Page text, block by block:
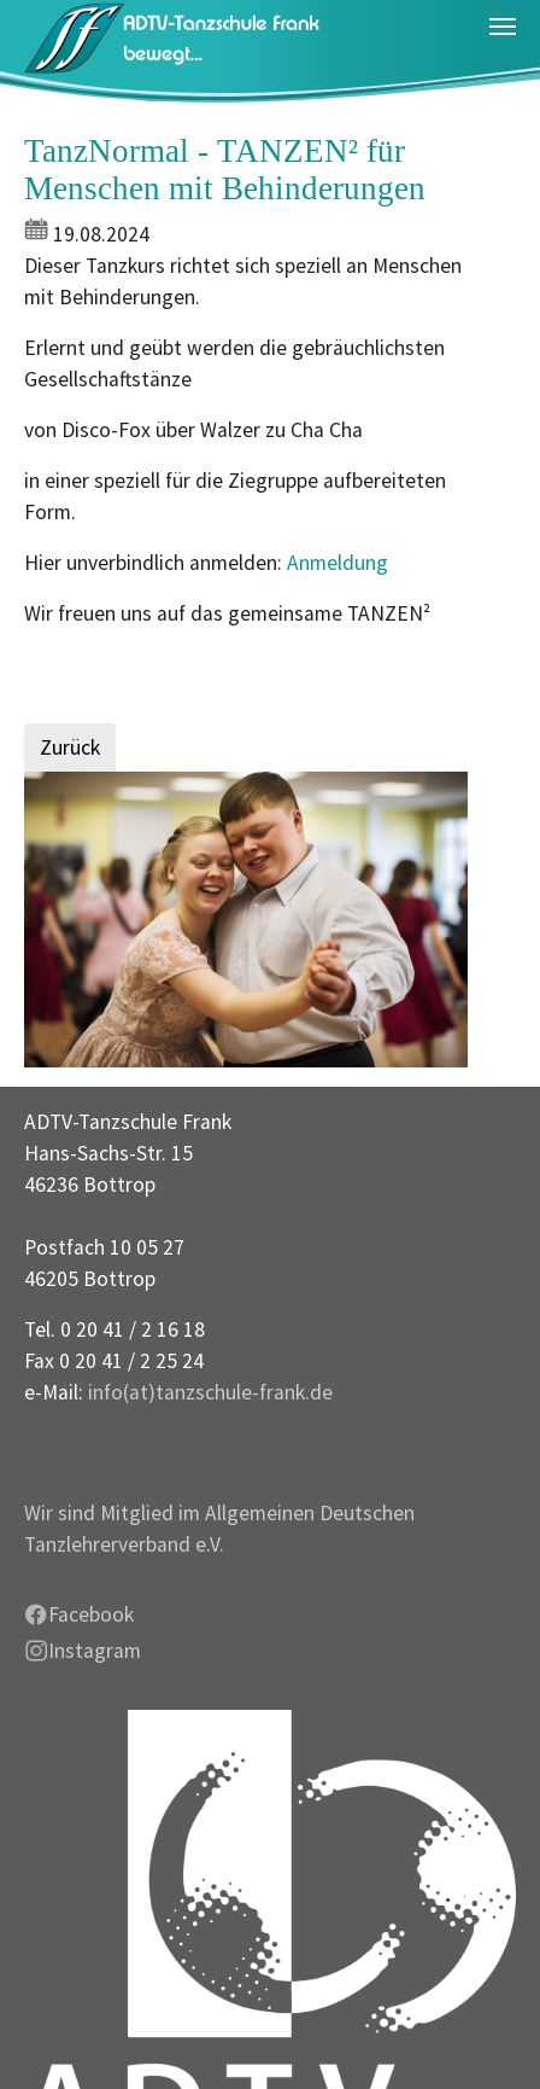
Zum Hauptinhalt springen
TanzNormal - TANZEN² für
Menschen mit Behinderungen
19.08.2024
Dieser Tanzkurs richtet sich speziell an Menschen
mit Behinderungen.
Erlernt und geübt werden die gebräuchlichsten
Gesellschaftstänze
von Disco-Fox über Walzer zu Cha Cha
in einer speziell für die Ziegruppe aufbereiteten
Form.
Hier unverbindlich anmelden: Anmeldung
Wir freuen uns auf das gemeinsame TANZEN²
Zurück
ADTV-Tanzschule Frank
Hans-Sachs-Str. 15
46236 Bottrop
Postfach 10 05 27
46205 Bottrop
Tel. 0 20 41 / 2 16 18
Fax 0 20 41 / 2 25 24
e-Mail: info(at)tanzschule-frank.de
Wir sind Mitglied im Allgemeinen Deutschen
Tanzlehrerverband e.V.
Facebook
Instagram